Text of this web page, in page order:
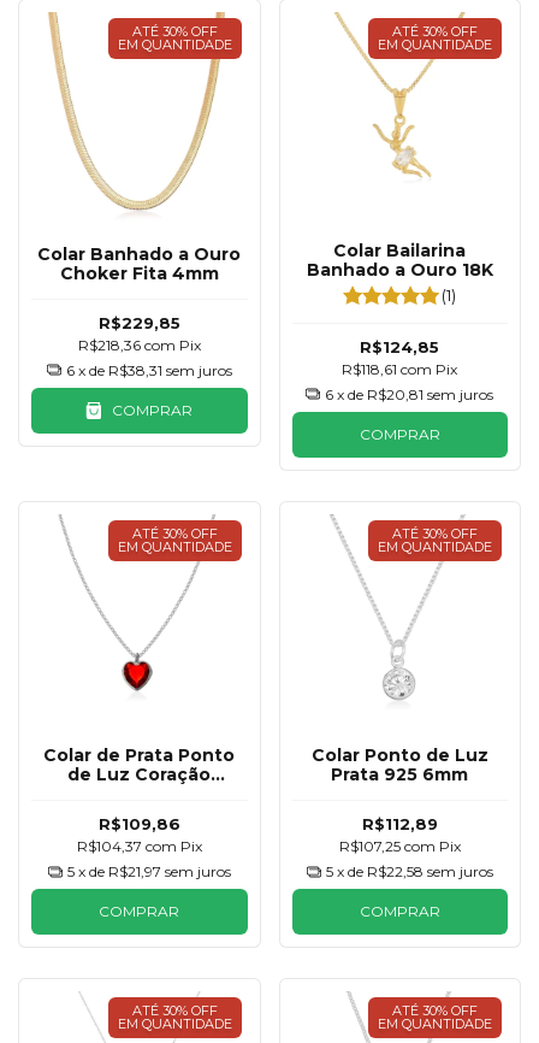
ATÉ 30% OFF
EM QUANTIDADE
Colar Banhado a Ouro
Choker Fita 4mm
R$229,85
R$218,36 com Pix
6 x de R$38,31 sem juros
COMPRAR
ATÉ 30% OFF
EM QUANTIDADE
Colar Bailarina
Banhado a Ouro 18K
(1)
R$124,85
R$118,61com Pix
6 x de R$20,81 sem juros
COMPRAR
ATÉ 30% OFF
EM QUANTIDADE
Colar de Prata Ponto
de Luz Coração
R$109,86
R$104,37 com Pix
5 x de R$21,97 sem juros
COMPRAR
ATÉ 30% OFF
EM QUANTIDADE
Colar Ponto de Luz
Prata 925 6mm
R$112,89
R$107,25 com Pix
5 x de R$22,58 sem juros
COMPRAR
ATÉ 30% OFF
EM QUANTIDADE
ATÉ 30% OFF
EM QUANTIDADE